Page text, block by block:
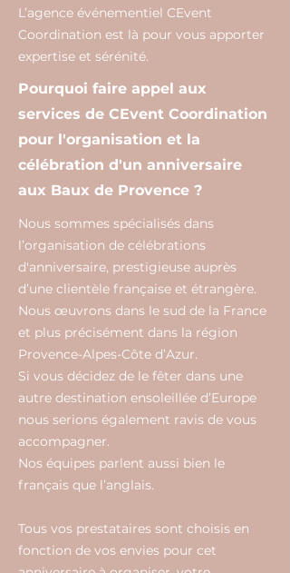
L’agence événementiel CEvent
Coordination est là pour vous apporter
expertise et sérénité.
Pourquoi faire appel aux
services de CEvent Coordination
pour l'organisation et la
célébration d'un anniversaire
aux Baux de Provence ?
Nous sommes spécialisés dans
l’organisation de célébrations
d'anniversaire, prestigieuse auprès
d’une clientèle française et étrangère.
Nous œuvrons dans le sud de la France
et plus précisément dans la région
Provence-Alpes-Côte d’Azur.
Si vous décidez de le fêter dans une
autre destination ensoleillée d’Europe
nous serions également ravis de vous
accompagner.
Nos équipes parlent aussi bien le
français que l’anglais.
Tous vos prestataires sont choisis en
fonction de vos envies pour cet